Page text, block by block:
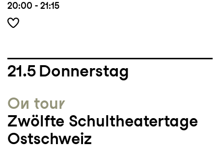
20:00 - 21:15
21.5 Donnerstag
On tour
Zwölfte Schultheatertage
Ostschweiz